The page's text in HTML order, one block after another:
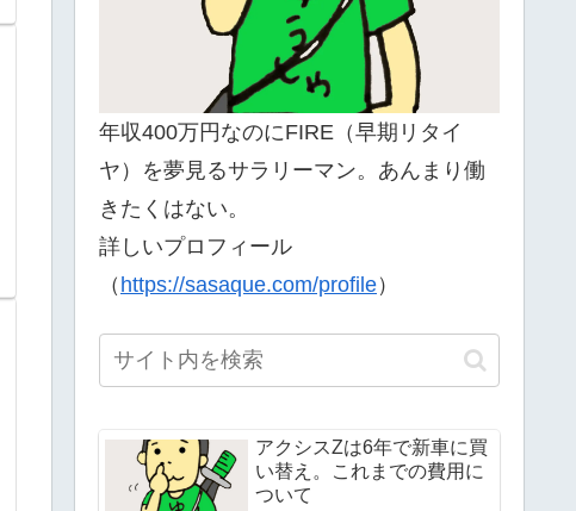
年収400万円なのにFIRE（早期リタイ
ヤ）を夢見るサラリーマン。あんまり働
きたくはない。
詳しいプロフィール
（ https://sasaque.com/profile）
アクシスZは6年で新車に買
い替え。これまでの費用に
ついて